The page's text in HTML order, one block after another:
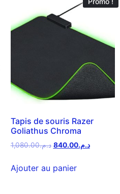
Tapis de souris Razer
Goliathus Chroma
د.م.1,080.00 د.م.840.00
Ajouter au panier